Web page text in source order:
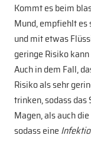
Kommt es beim
Mund, empfiehlt es
und mit etwas
geringe Risiko
Auch in dem Fall,
Risiko als sehr
trinken, sodass das
Magen, als auch
sodass eine